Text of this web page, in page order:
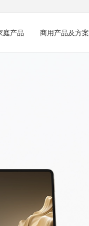
庭产品 商用产品及方案